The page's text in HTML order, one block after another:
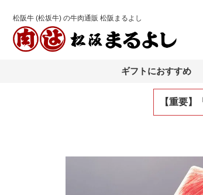
松阪牛 (松坂牛) の牛肉通販 松阪まるよし
ギフトにおすすめ
【重要